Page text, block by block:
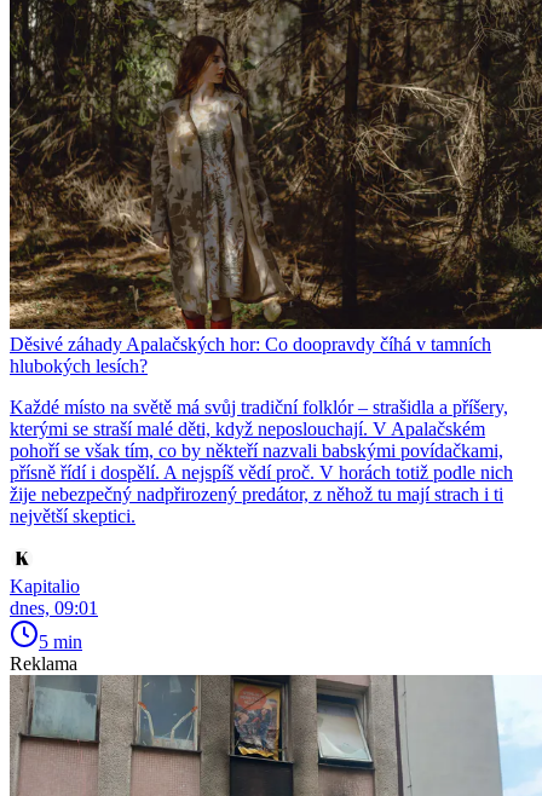
Děsivé záhady Apalačských hor: Co doopravdy číhá v tamních
hlubokých lesích?
Každé místo na světě má svůj tradiční folklór – strašidla a příšery,
kterými se straší malé děti, když neposlouchají. V Apalačském
pohoří se však tím, co by někteří nazvali babskými povídačkami,
přísně řídí i dospělí. A nejspíš vědí proč. V horách totiž podle nich
žije nebezpečný nadpřirozený predátor, z něhož tu mají strach i ti
největší skeptici.
Kapitalio
dnes, 09:01
5 min
Reklama